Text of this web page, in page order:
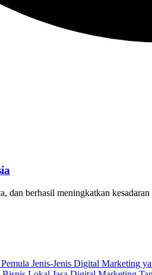
berhasil meningkatkan
Jenis-Jenis Digital Marketing